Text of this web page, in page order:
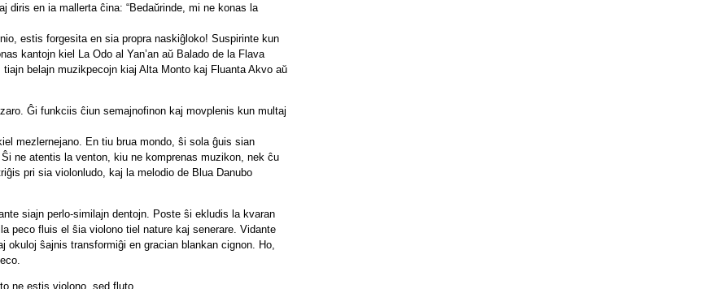
diris en ia mallerta ĉina: “Bedaŭrinde, mi ne konas la
estis forgesita en sia propra naskiĝloko! Suspirinte kun
kantojn kiel La Odo al Yan’an aŭ Balado de la Flava
belajn muzikpecojn kiaj Alta Monto kaj Fluanta Akvo aŭ
Ĝi funkciis ĉiun semajnofinon kaj movplenis kun multaj
mezlernejano. En tiu brua mondo, ŝi sola ĝuis sian
ne atentis la venton, kiu ne komprenas muzikon, nek ĉu
pri sia violonludo, kaj la melodio de Blua Danubo
siajn perlo-similajn dentojn. Poste ŝi ekludis la kvaran
peco fluis el ŝia violono tiel nature kaj senerare. Vidante
ŝajnis transformiĝi en gracian blankan cignon. Ho,
ne estis violono, sed fluto.